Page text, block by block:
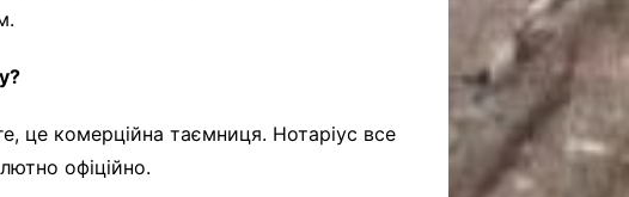
це комерційна таємниця. Нотаріус все
офіційно.